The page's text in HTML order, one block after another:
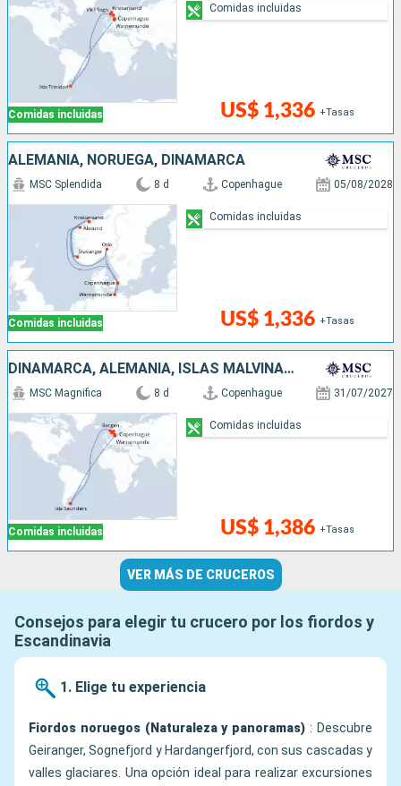
Comidas incluidas US$ 1,336 +Tasas
Comidas incluidas
ALEMANIA, NORUEGA, DINAMARCA
Comidas incluidas
MSC Splendida 8 d Copenhague 05/08/2028
US$ 1,336 +Tasas
Comidas incluidas
DINAMARCA, ALEMANIA, ISLAS MALVINAS, NORUEGA
Comidas incluidas
MSC Magnifica 8 d Copenhague 31/07/2027
US$ 1,386 +Tasas
Comidas incluidas
VER MÁS DE CRUCEROS
Consejos para elegir tu crucero por los fiordos y
Escandinavia
1. Elige tu experiencia
Fiordos noruegos (Naturaleza y panoramas) : Descubre
Geiranger, Sognefjord y Hardangerfjord, con sus cascadas y
valles glaciares. Una opción ideal para realizar excursiones